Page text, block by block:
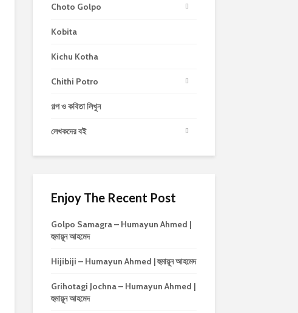
Choto Golpo
Kobita
Kichu Kotha
Chithi Potro
গল্প ও কবিতা লিখুন
লেখকদের বই
Enjoy The Recent Post
Golpo Samagra – Humayun Ahmed |
হুমায়ূন আহমেদ
Hijibiji – Humayun Ahmed | হুমায়ূন আহমেদ
Grihotagi Jochna – Humayun Ahmed |
হুমায়ূন আহমেদ